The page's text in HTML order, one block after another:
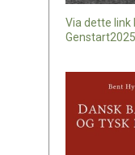
Via dette
tysk